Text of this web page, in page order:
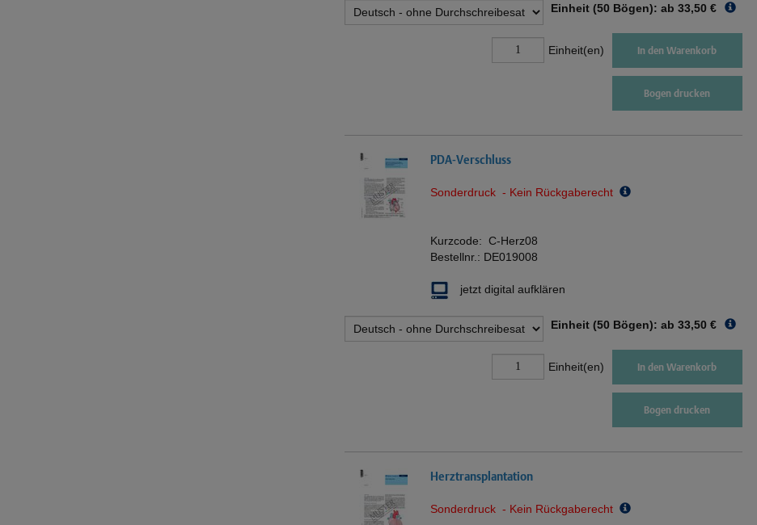
Einheit (50 Bögen): ab 33,50 €
Einheit(en) In den Warenkorb
Bogen drucken
PDA-Verschluss
Sonderdruck - Kein Rückgaberecht
Kurzcode: C-Herz08
Bestellnr.: DE019008
jetzt digital aufklären
Einheit (50 Bögen): ab 33,50 €
Einheit(en) In den Warenkorb
Bogen drucken
Herztransplantation
Sonderdruck - Kein Rückgaberecht